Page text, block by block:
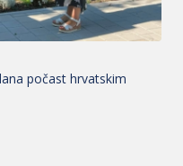
počast hrvatskim